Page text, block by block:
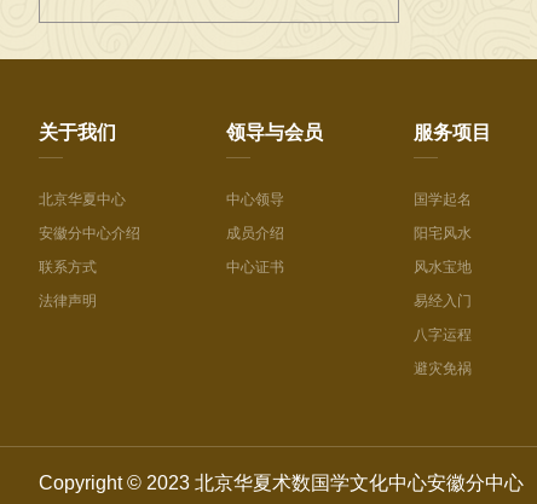
关于我们
北京华夏中心
安徽分中心介绍
联系方式
法律声明
领导与会员
中心领导
成员介绍
中心证书
服务项目
国学起名
阳宅风水
风水宝地
易经入门
八字运程
避灾免祸
Copyright © 2023 北京华夏术数国学文化中心安徽分中心